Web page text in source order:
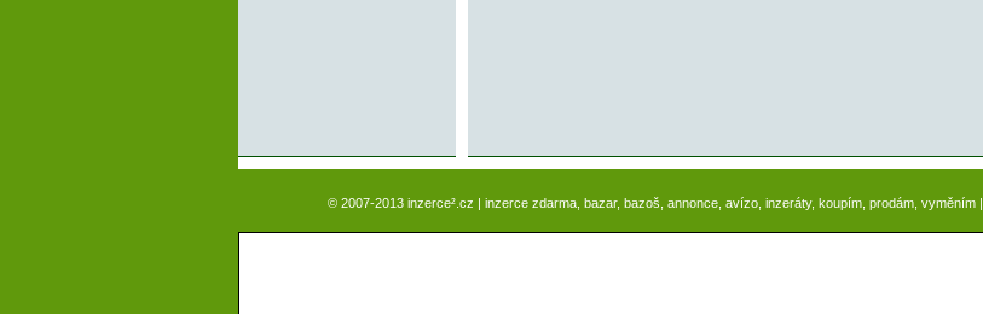
© 2007-2013 inzerce².cz | inzerce zdarma, bazar, bazoš, annonce, avízo, inzeráty, koupím, prodám, vyměním |